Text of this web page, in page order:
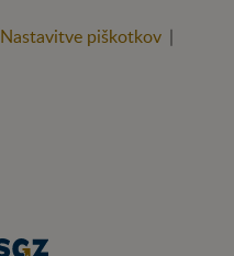
Nastavitve piškotkov |